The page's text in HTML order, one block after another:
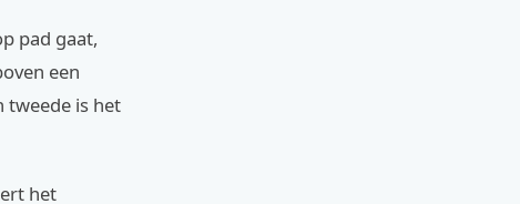
pad gaat,
een
tweede is het
het